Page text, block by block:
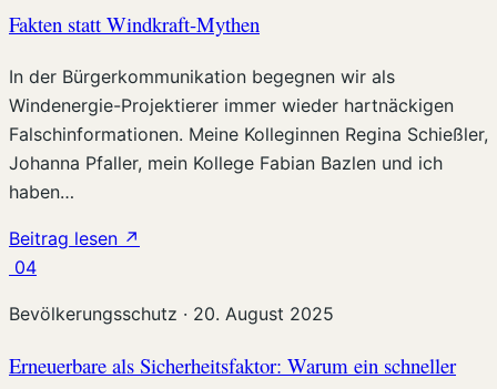
Fakten statt Windkraft-Mythen
In der Bürgerkommunikation begegnen wir als
Windenergie-Projektierer immer wieder hartnäckigen
Falschinformationen. Meine Kolleginnen Regina Schießler,
Johanna Pfaller, mein Kollege Fabian Bazlen und ich
haben…
Beitrag lesen ↗
04
Bevölkerungsschutz · 20. August 2025
Erneuerbare als Sicherheitsfaktor: Warum ein schneller